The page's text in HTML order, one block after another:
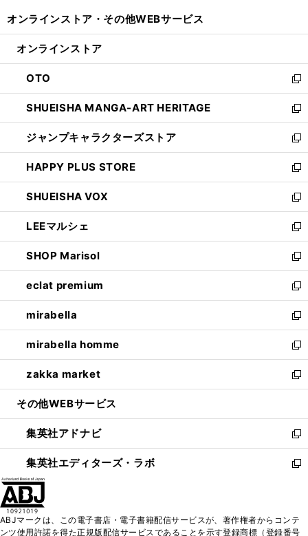
開
ン
ウ
で
開
く
ウ
ン
ド
ウ
で
開
く
オンラインストア・ その他WEBサービス
オンラインストア
OTO
新
し
い
ウ
ィ
ン
ド
ウ
で
開
く
SHUEISHA MANGA-ART HERITAGE
新
し
い
ウ
ィ
ン
ド
ウ
で
開
く
ジャンプキャラクターズストア
新
し
い
ウ
ィ
ン
ド
ウ
で
開
く
HAPPY PLUS STORE
新
し
い
ウ
ィ
ン
ド
ウ
で
開
く
SHUEISHA VOX
新
し
い
ウ
ィ
ン
ド
ウ
で
開
く
LEEマルシェ
新
し
い
ウ
ィ
ン
ド
ウ
で
開
く
SHOP Marisol
新
し
い
ウ
ィ
ン
ド
ウ
で
開
eclat premium
新
し
い
ウ
ィ
ン
ド
ウ
開
く
mirabella
新
し
い
ウ
ィ
ン
ウ
で
開
く
mirabella homme
新
し
い
ウ
ン
ド
ウ
で
zakka market
新
し
ウ
ィ
ン
ド
く
その他WEBサービス
集英社アドナビ
新
し
い
ド
集英社エディターズ・ラボ
新
ィ
ABJマークは、この電子書店・電子書籍配信サービスが、著作権者からコンテ
ンツ使用許諾を得た正規版配信サービスであることを示す登録商標（登録番号